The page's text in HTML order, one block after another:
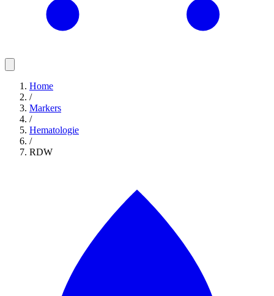
Home
/
Markers
/
Hematologie
/
RDW